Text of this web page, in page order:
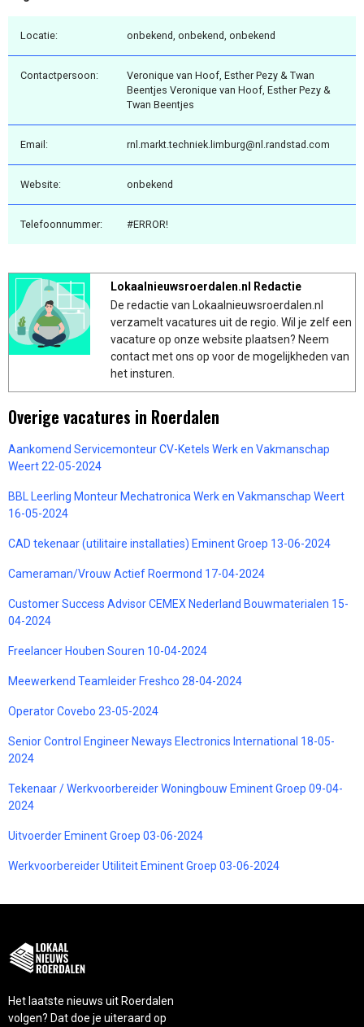
Locatie: onbekend, onbekend, onbekend
Contactpersoon:
Veronique van Hoof, Esther Pezy & Twan
Beentjes Veronique van Hoof, Esther Pezy &
Twan Beentjes
Email: rnl.markt.techniek.limburg@nl.randstad.com
Website: onbekend
Telefoonnummer: #ERROR!
Lokaalnieuwsroerdalen.nl Redactie
De redactie van Lokaalnieuwsroerdalen.nl
verzamelt vacatures uit de regio. Wil je zelf een
vacature op onze website plaatsen? Neem
contact met ons op voor de mogelijkheden van
het insturen.
Overige vacatures in Roerdalen
Aankomend Servicemonteur CV-Ketels Werk en Vakmanschap
Weert 22-05-2024
BBL Leerling Monteur Mechatronica Werk en Vakmanschap Weert
16-05-2024
CAD tekenaar (utilitaire installaties) Eminent Groep 13-06-2024
Cameraman/Vrouw Actief Roermond 17-04-2024
Customer Success Advisor CEMEX Nederland Bouwmaterialen 15-
04-2024
Freelancer Houben Souren 10-04-2024
Meewerkend Teamleider Freshco 28-04-2024
Operator Covebo 23-05-2024
Senior Control Engineer Neways Electronics International 18-05-
2024
Tekenaar / Werkvoorbereider Woningbouw Eminent Groep 09-04-
2024
Uitvoerder Eminent Groep 03-06-2024
Werkvoorbereider Utiliteit Eminent Groep 03-06-2024
Het laatste nieuws uit Roerdalen
volgen? Dat doe je uiteraard op